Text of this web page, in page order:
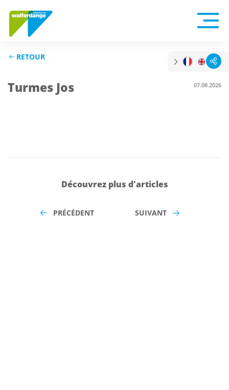
RETOUR
Turmes Jos 07.08.2026
Découvrez plus d'articles
PRÉCÉDENT SUIVANT